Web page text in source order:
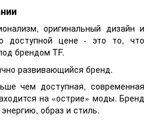
оригинальный дизайн и
доступной цене - это то, что
брендом TF.
развивающийся бренд.
чем доступная, современная
на «острие» моды. Бренд
образ и стиль.